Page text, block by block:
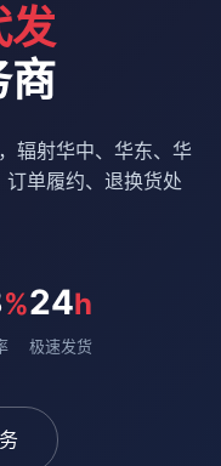
发
商
辐射华中、华东、华
单履约、退换货处
%24h
极速发货